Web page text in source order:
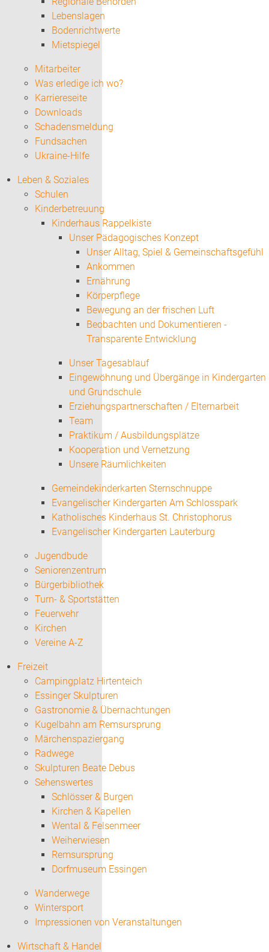
Lebenslagen
Bodenrichtwerte
Mietspiegel
Mitarbeiter
Was erledige ich wo?
Karriereseite
Downloads
Schadensmeldung
Fundsachen
Ukraine-Hilfe
Leben & Soziales
Schulen
Kinderbetreuung
Kinderhaus Rappelkiste
Unser Pädagogisches Konzept
Unser Alltag, Spiel & Gemeinschaftsgefühl
Ankommen
Ernährung
Körperpflege
Bewegung an der frischen Luft
Beobachten und Dokumentieren -
Transparente Entwicklung
Unser Tagesablauf
Eingewöhnung und Übergänge in Kindergarten
und Grundschule
Erziehungspartnerschaften / Elternarbeit
Team
Praktikum / Ausbildungsplätze
Kooperation und Vernetzung
Unsere Räumlichkeiten
Gemeindekinderkarten Sternschnuppe
Evangelischer Kindergarten Am Schlosspark
Katholisches Kinderhaus St. Christophorus
Evangelischer Kindergarten Lauterburg
Jugendbude
Seniorenzentrum
Bürgerbibliothek
Turn- & Sportstätten
Feuerwehr
Kirchen
Vereine A-Z
Freizeit
Campingplatz Hirtenteich
Essinger Skulpturen
Gastronomie & Übernachtungen
Kugelbahn am Remsursprung
Märchenspaziergang
Radwege
Skulpturen Beate Debus
Sehenswertes
Schlösser & Burgen
Kirchen & Kapellen
Wental & Felsenmeer
Weiherwiesen
Remsursprung
Dorfmuseum Essingen
Wanderwege
Wintersport
Impressionen von Veranstaltungen
Wirtschaft & Handel